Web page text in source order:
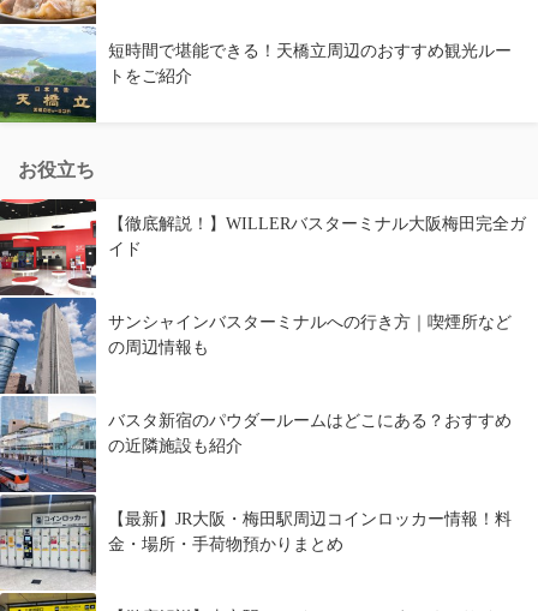
短時間で堪能できる！天橋立周辺のおすすめ観光ルー
トをご紹介
お役立ち
【徹底解説！】WILLERバスターミナル大阪梅田完全ガ
イド
サンシャインバスターミナルへの行き方｜喫煙所など
の周辺情報も
バスタ新宿のパウダールームはどこにある？おすすめ
の近隣施設も紹介
【最新】JR大阪・梅田駅周辺コインロッカー情報！料
金・場所・手荷物預かりまとめ